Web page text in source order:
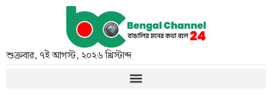
শুক্রবার, ৭ই আগস্ট, ২০২৬ খ্রিস্টাব্দ